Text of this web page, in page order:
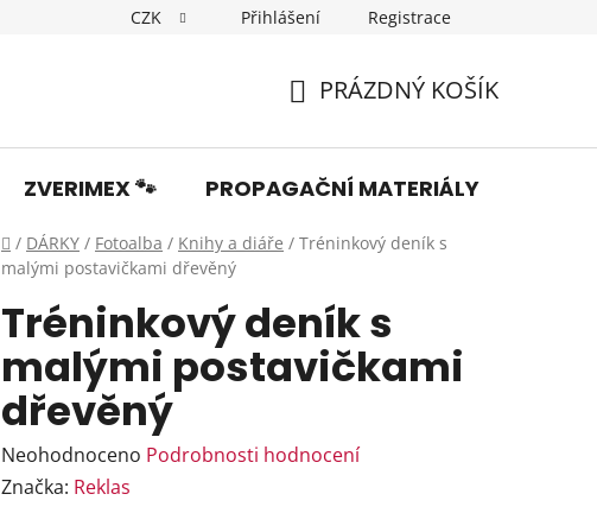
Dopravné Obchodní podmínky Podmínky ochrany
CZK Přihlášení Registrace
KOŠÍK
PRÁZDNÝ KOŠÍK
ZVERIMEX 🐾 PROPAGAČNÍ MATERIÁLY
Domů
/ DÁRKY / Fotoalba / Knihy a diáře / Tréninkový deník s
malými postavičkami dřevěný
Tréninkový deník s
malými postavičkami
dřevěný
Průměrné
hodnocení
Neohodnoceno Podrobnosti hodnocení
Značka: Reklas